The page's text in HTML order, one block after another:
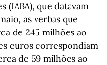
(IABA), que datavam
as verbas que
de 245 milhões ao
euros correspondiam
de 59 milhões ao